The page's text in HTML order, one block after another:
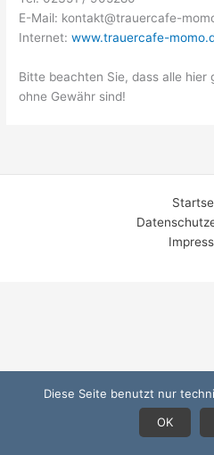
E-Mail: kontakt@trauercafe-
Internet:www.trauercafe-
Bitte beachten Sie, dass alle hier
ohne Gewähr sind!
Diese Seite benutzt nur
OK